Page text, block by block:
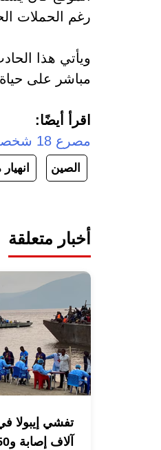
رغم الحملات
ويأتي هذا
مباشر على
اقرأ أيضًا:
مصرع 18 شخصا وإصابة 29 إثر حادث سير شرقي أفغانستان
الصين
أخبار متعلقة
آلاف إصابة و1850 وفاة